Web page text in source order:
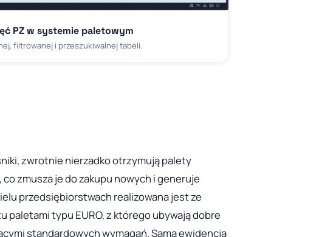
PZ w systemie paletowym
filtrowanej i przeszukiwalnej tabeli.
zwrotnie nierzadko otrzymują palety
zmusza je do zakupu nowych i generuje
przedsiębiorstwach realizowana jest ze
typu EURO, z którego ubywają dobre
standardowych wymagań. Sama ewidencja